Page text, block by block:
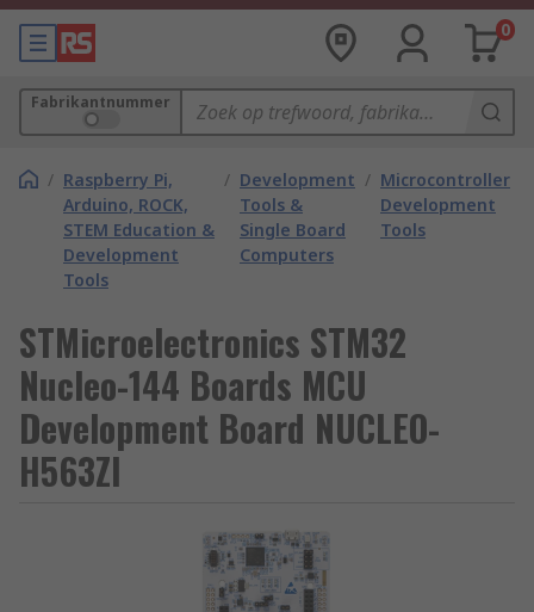
0
Fabrikantnummer
/ Raspberry Pi,
Arduino, ROCK,
STEM Education &
Development
Tools
/ Development
Tools &
Single Board
Computers
/ Microcontroller
Development
Tools
STMicroelectronics STM32
Nucleo-144 Boards MCU
Development Board NUCLEO-
H563ZI